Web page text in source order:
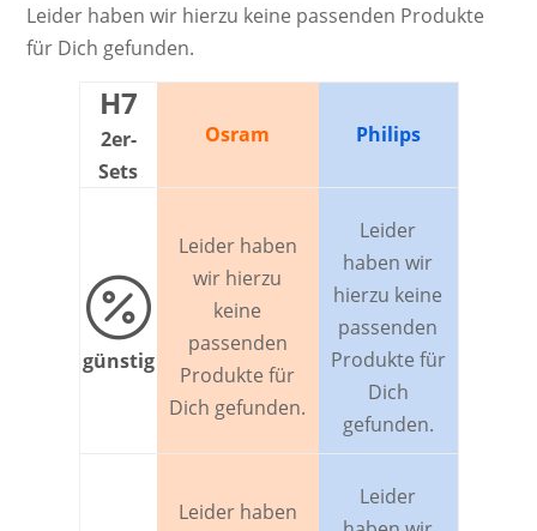
Leider haben wir hierzu keine passenden Produkte
für Dich gefunden.
H7
2er-
Sets
Osram Philips

günstig
Leider haben
wir hierzu
keine
passenden
Produkte für
Dich gefunden.
Leider
haben wir
hierzu keine
passenden
Produkte für
Dich
gefunden.
Leider haben
Leider